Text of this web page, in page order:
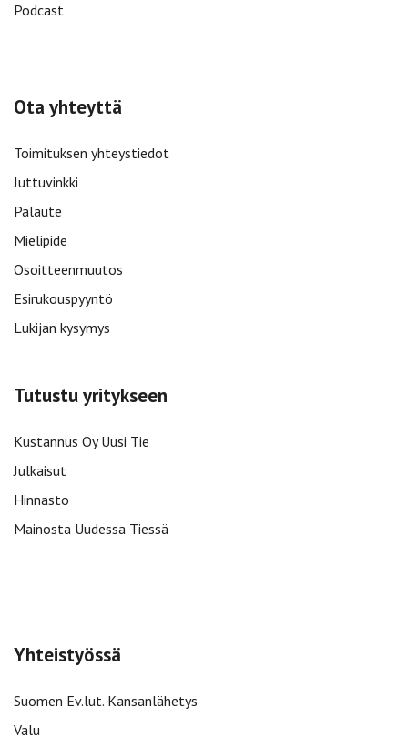
Podcast
Ota yhteyttä
Toimituksen yhteystiedot
Juttuvinkki
Palaute
Mielipide
Osoitteenmuutos
Esirukouspyyntö
Lukijan kysymys
Tutustu yritykseen
Kustannus Oy Uusi Tie
Julkaisut
Hinnasto
Mainosta Uudessa Tiessä
Yhteistyössä
Suomen Ev.lut. Kansanlähetys
Valu